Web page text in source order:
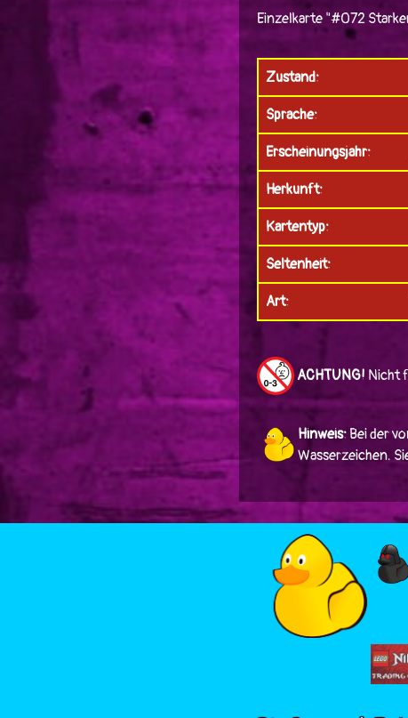
Einzelkarte "#072
Zustand:
Sprache:
Erscheinungsjahr:
Herkunft:
Kartentyp:
Seltenheit:
Art:
ACHTUNG! Nicht
Hinweis: Bei der
Wasserzeichen.